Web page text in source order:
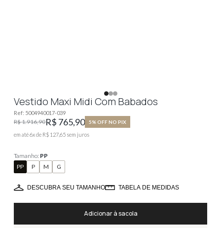
Vestido Maxi Midi Com Babados
Ref: 5004940017-039
R$ 1.916,90R$ 765,90 5% OFF NO PIX
em até6x de R$ 127,65 sem juros
Tamanho: PP
PP
P M G
DESCUBRA SEU TAMANHO TABELA DE MEDIDAS
Adicionar à sacola